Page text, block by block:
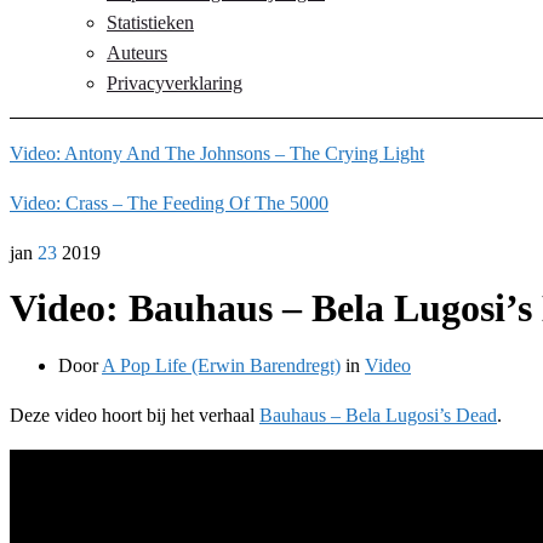
Statistieken
Auteurs
Privacyverklaring
Video: Antony And The Johnsons – The Crying Light
Video: Crass – The Feeding Of The 5000
jan 23 2019
Video: Bauhaus – Bela Lugosi’s
DoorA Pop Life (Erwin Barendregt) in Video
Deze video hoort bij het verhaal Bauhaus – Bela Lugosi’s Dead.